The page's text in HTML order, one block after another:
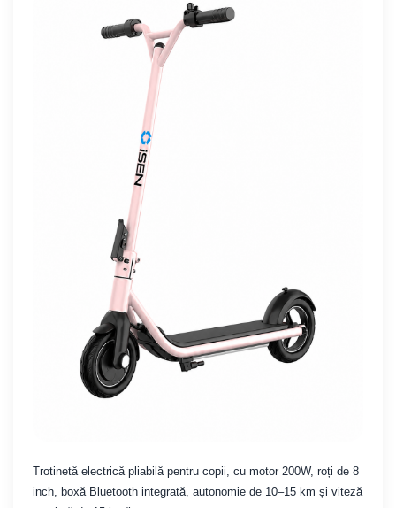
Trotinetă electrică pliabilă pentru copii, cu motor 200W, roți de 8
inch, boxă Bluetooth integrată, autonomie de 10–15 km și viteză